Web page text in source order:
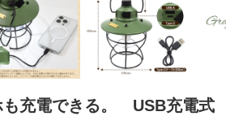
も充電できる。 USB充電式